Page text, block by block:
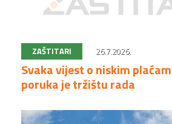
ZAŠTITARI 26.7.2026.
Svaka vijest o niskim
poruka je tržištu rada